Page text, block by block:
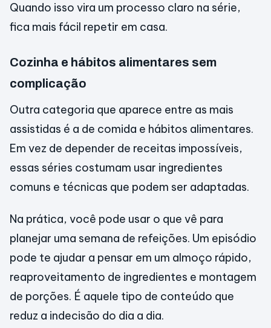
Quando isso vira um processo claro na série,
fica mais fácil repetir em casa.
Cozinha e hábitos alimentares sem
complicação
Outra categoria que aparece entre as mais
assistidas é a de comida e hábitos alimentares.
Em vez de depender de receitas impossíveis,
essas séries costumam usar ingredientes
comuns e técnicas que podem ser adaptadas.
Na prática, você pode usar o que vê para
planejar uma semana de refeições. Um episódio
pode te ajudar a pensar em um almoço rápido,
reaproveitamento de ingredientes e montagem
de porções. É aquele tipo de conteúdo que
reduz a indecisão do dia a dia.